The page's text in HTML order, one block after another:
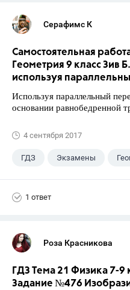
Серафимс К
Самостоятельная
Геометрия 9 класс Зив
используя
Используя параллельный
основании равнобедренной
4 сентября 2017
ГДЗ Экзамены
1 ответ
Роза Красникова
ГДЗ Тема 21 Физика 7-
Задание №476